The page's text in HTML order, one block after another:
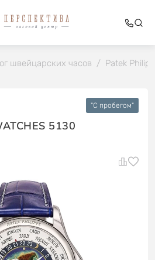
швейцарских часов / Patek
"C пробегом"
5130